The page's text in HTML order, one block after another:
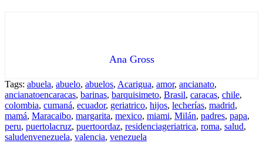
Ana Gross
Tags: abuela, abuelo, abuelos, Acarigua, amor, ancianato,
ancianatoencaracas, barinas, barquisimeto, Brasil, caracas, chile,
colombia, cumaná, ecuador, geriatrico, hijos, lecherías, madrid,
mamá, Maracaibo, margarita, mexico, miami, Milán, padres, papa,
peru, puertolacruz, puertoordaz, residenciageriatrica, roma, salud,
saludenvenezuela, valencia, venezuela